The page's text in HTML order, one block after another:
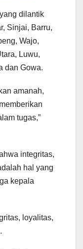
dilantik
Sinjai, Barru,
Wajo,
Luwu,
dan Gowa.
amanah,
tugas,”
integritas,
hal yang
kepala
loyalitas,